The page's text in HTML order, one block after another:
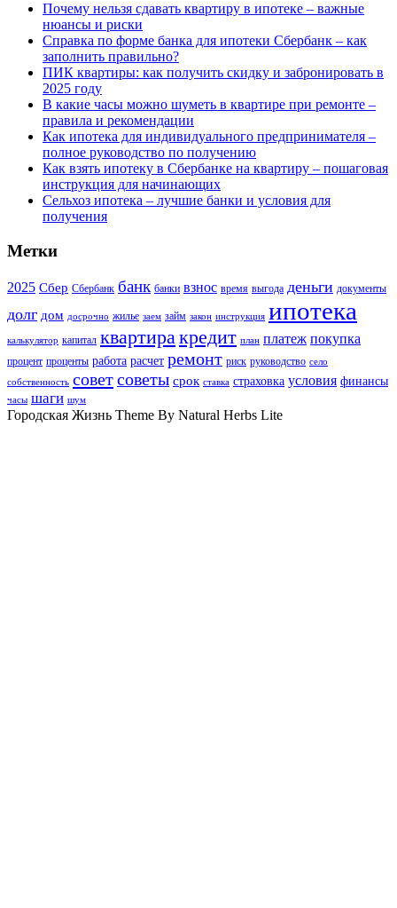
Почему нельзя сдавать квартиру в ипотеке – важные
нюансы и риски
Справка по форме банка для ипотеки Сбербанк – как
заполнить правильно?
ПИК квартиры: как получить скидку и забронировать в
2025 году
В какие часы можно шуметь в квартире при ремонте –
правила и рекомендации
Как ипотека для индивидуального предпринимателя –
полное руководство по получению
Как взять ипотеку в Сбербанке на квартиру – пошаговая
инструкция для начинающих
Сельхоз ипотека – лучшие банки и условия для
получения
Метки
2025 Сбер Сбербанк банк банки взнос время выгода деньги документы
долг дом досрочно жилье заем займ закон инструкция ипотека
калькулятор капитал квартиракредит план платеж покупка
процент проценты работа расчет ремонт риск руководство село
собственность советсоветы срок ставка страховка условия финансы
часы шаги шум
Городская Жизнь Theme By Natural Herbs Lite